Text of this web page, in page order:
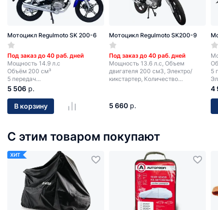
Мотоцикл Regulmoto SK 200-6
Под заказ до 40 раб. дней
Мощность 14.9 л.с
Объём 200 см³
5 передач
Электростартер + кик-стартер
5 506 р.
В корзину
Мотоцикл Regulmoto SK200-9
Под заказ до 40 раб. дней
Мощность 13.6 л.с, Объем
двигателя 200 см3, Электро/
кикстартер, Количество
5 660 р.
5
4
С этим товаром покупают
ХИТ